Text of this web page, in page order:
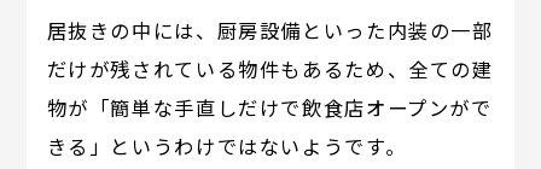
居抜きの中には、厨房設備といった内装の一部
だけが残されている物件もあるため、全ての建
物が「簡単な手直しだけで飲食店オープンがで
きる」というわけではないようです。